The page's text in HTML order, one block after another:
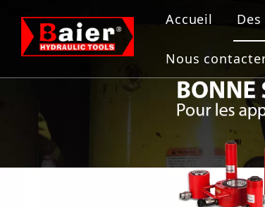
Accueil
Nous